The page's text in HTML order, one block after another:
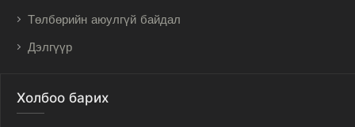
Төлбөрийн аюулгүй байдал
Дэлгүүр
Холбоо барих